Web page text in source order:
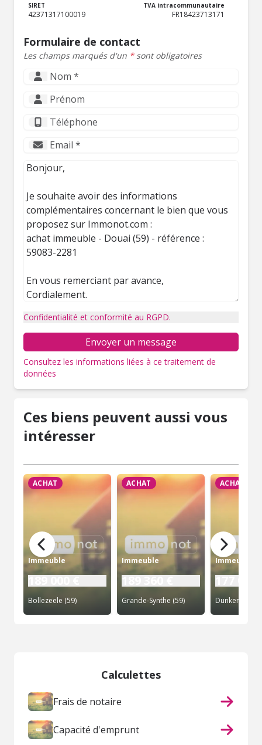
SIRET
42371317100019
TVA intracommunautaire
FR18423713171
Formulaire de contact
Les champs marqués d'un *sont obligatoires
Confidentialité et conformité au RGPD.
Envoyer un message
Consultez les informations liées à ce traitement de
données
Ces biens peuvent aussi vous
intéresser
ACHAT
Immeuble
Bollezeele (59)
ACHAT
Immeuble
Grande-Synthe (59)
ACHAT
Immeuble
Dunkerque
Calculettes
Frais de notaire
Capacité d'emprunt